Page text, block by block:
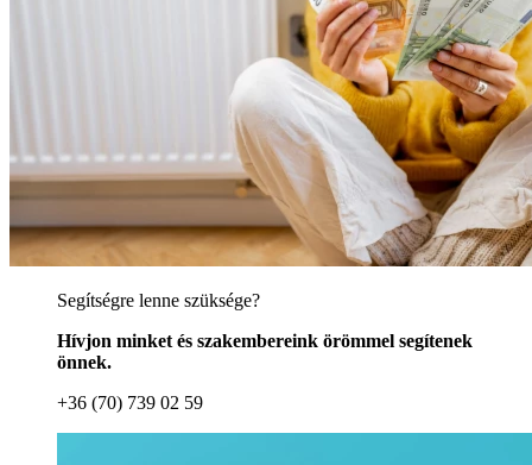
Segítségre lenne szüksége?
Hívjon minket és szakembereink örömmel segítenek
önnek.
+36 (70) 739 02 59